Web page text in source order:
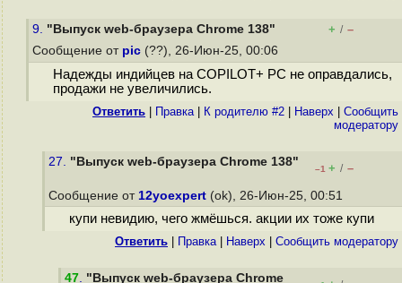
9. "Выпуск web-браузера Chrome 138" + / –
Сообщение от pic (??), 26-Июн-25, 00:06
Надежды индийцев на COPILOT+ PC не оправдались,
продажи не увеличились.
Ответить Правка| К родителю #2 Наверх
Cообщить
модератору
27. "Выпуск web-браузера Chrome 138"
–1 + / –
Сообщение от 12yoexpert (ok), 26-Июн-25, 00:51
купи невидию, чего жмёшься. акции их тоже купи
Ответить Правка| Наверх Cообщить модератору
47. "Выпуск web-браузера Chrome